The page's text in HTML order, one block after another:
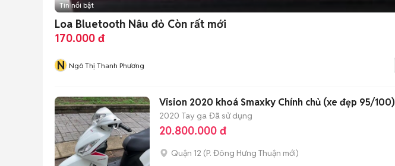
Tin nổi bật
Loa Bluetooth Nâu đỏ Còn rất mới
170.000 đ
N Ngô Thị Thanh Phương
Vision 2020 khoá Smaxky Chính chủ (xe đẹp 95/100)
2020 Tay ga Đã sử dụng
20.800.000 đ
Quận 12 (P. Đông Hưng Thuận mới)